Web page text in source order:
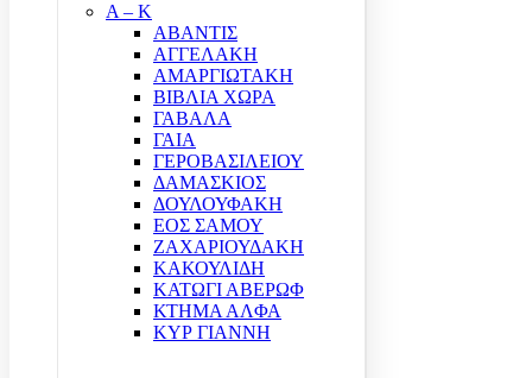
Α – Κ
ΑΒΑΝΤΙΣ
ΑΓΓΕΛΑΚΗ
ΑΜΑΡΓΙΩΤΑΚΗ
ΒΙΒΛΙΑ ΧΩΡΑ
ΓΑΒΑΛΑ
ΓΑΙΑ
ΓΕΡΟΒΑΣΙΛΕΙΟΥ
ΔΑΜΑΣΚΙΟΣ
ΔΟΥΛΟΥΦΑΚΗ
ΕΟΣ ΣΑΜΟΥ
ΖΑΧΑΡΙΟΥΔΑΚΗ
ΚΑΚΟΥΛΙΔΗ
ΚΑΤΩΓΙ ΑΒΕΡΩΦ
ΚΤΗΜΑ ΑΛΦΑ
ΚΥΡ ΓΙΑΝΝΗ